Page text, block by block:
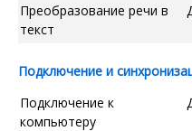
Преобразование речи в
текст
Подключение и
Подключение к
компьютеру